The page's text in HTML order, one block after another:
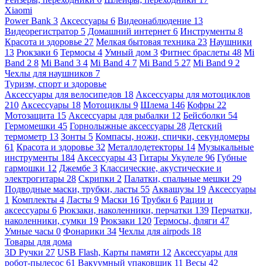
Xiaomi
Power Bank 3 Аксессуары 6 Видеонаблюдение 13
Видеорегистратор 5 Домашний интернет 6 Инструменты 8
Красота и здоровье 27 Мелкая бытовая техника 23 Наушники
13 Рюкзаки 6 Термосы 4 Умный дом 3 Фитнес браслеты 48 Mi
Band 2 8 Mi Band 3 4 Mi Band 4 7 Mi Band 5 27 Mi Band 9 2
Чехлы для наушников 7
Туризм, спорт и здоровье
Аксессуары для велосипедов 18 Аксессуары для мотоциклов
210 Аксессуары 18 Мотоциклы 9 Шлема 146 Кофры 22
Мотозащита 15 Аксессуары для рыбалки 12 Бейсболки 54
Гермомешки 45 Горнолыжные аксессуары 28 Детский
термометр 13 Зонты 5 Компасы, ножи, спички, секундомеры
61 Красота и здоровье 32 Металлодетекторы 14 Музыкальные
инструменты 184 Аксессуары 43 Гитары Укулеле 96 Губные
гармошки 12 Джембе 3 Классические, акустические и
электрогитары 28 Скрипки 2 Палатки, спальные мешки 29
Подводные маски, трубки, ласты 55 Аквашузы 19 Аксессуары
1 Комплекты 4 Ласты 9 Маски 16 Трубки 6 Рации и
аксессуары 6 Рюкзаки, наколенники, перчатки 139 Перчатки,
наколенники, сумки 19 Рюкзаки 120 Термосы, фляги 47
Умные часы 0 Фонарики 34 Чехлы для airpods 18
Товары для дома
3D Ручки 27 USB Flash, Карты памяти 12 Аксессуары для
робот-пылесос 61 Вакуумный упаковщик 11 Весы 42